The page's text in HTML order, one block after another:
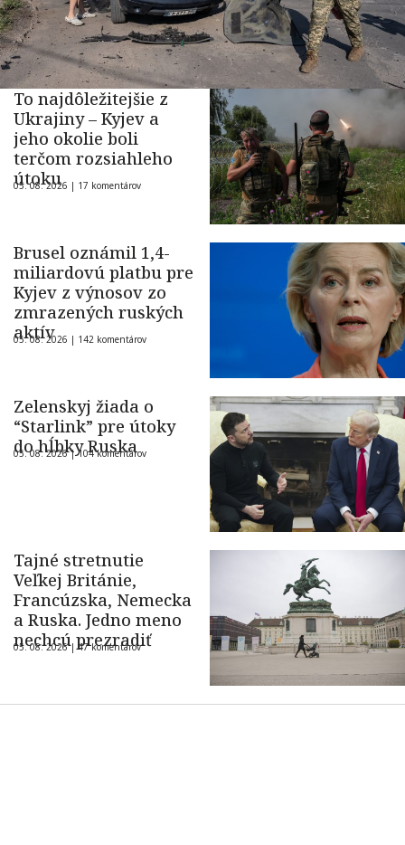
To najdôležitejšie z
Ukrajiny – Kyjev a
jeho okolie boli
terčom rozsiahleho
útoku
05. 08. 2026 | 17 komentárov
Brusel oznámil 1,4-
miliardovú platbu pre
Kyjev z výnosov zo
zmrazených ruských
aktív
05. 08. 2026 | 142 komentárov
Zelenskyj žiada o
“Starlink” pre útoky
do hĺbky Ruska
05. 08. 2026 |104 komentárov
Tajné stretnutie
Veľkej Británie,
Francúzska, Nemecka
a Ruska. Jedno meno
nechcú prezradiť
05. 08. 2026 |47 komentárov